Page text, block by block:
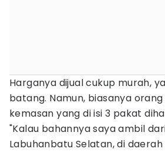
Harganya dijual cukup murah,
batang. Namun, biasanya
kemasan yang di isi 3 pakat
"Kalau bahannya saya ambil
Labuhanbatu Selatan, di daerah